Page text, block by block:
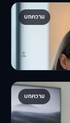
บทความ
ปรับพอร์ตรับ
ให้พัง
'เงินดิจิทัล 2.0'
Master
บทความ
AI จัดพอร์ตใ
จอ
AI จัดพอร์ตให้ปัง!